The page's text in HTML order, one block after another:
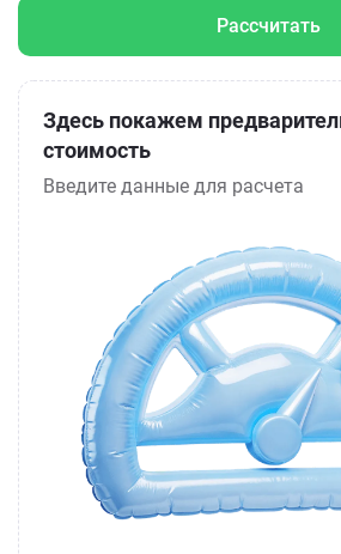
Рассчитать
Здесь покажем
стоимость
Введите данные для расчета